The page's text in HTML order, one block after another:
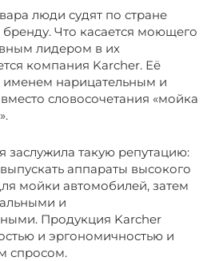
люди судят по стране
Что касается моющего
лидером в их
компания Karcher. Её
именем нарицательным и
словосочетания «мойка
такую репутацию:
аппараты высокого
мойки автомобилей, затем
и
Продукция Karcher
и эргономичностью и
спросом.